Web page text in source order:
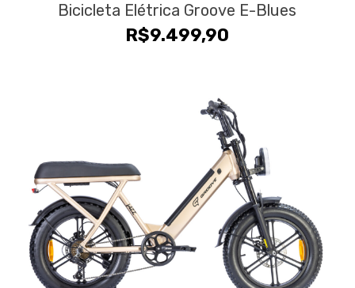
Bicicleta Elétrica Groove E-Blues
R$9.499,90